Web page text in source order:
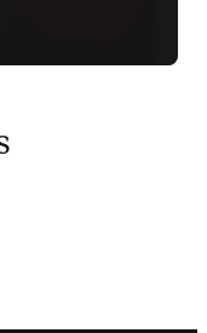
una nueva pestaña/